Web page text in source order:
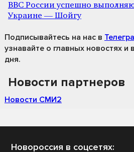
ВВС России успешно
Украине — Шойгу
Подписывайтесь на нас в
узнавайте о главных новостях
дня.
Новости партнеров
Новости СМИ2
Новороссия в соцсетях: